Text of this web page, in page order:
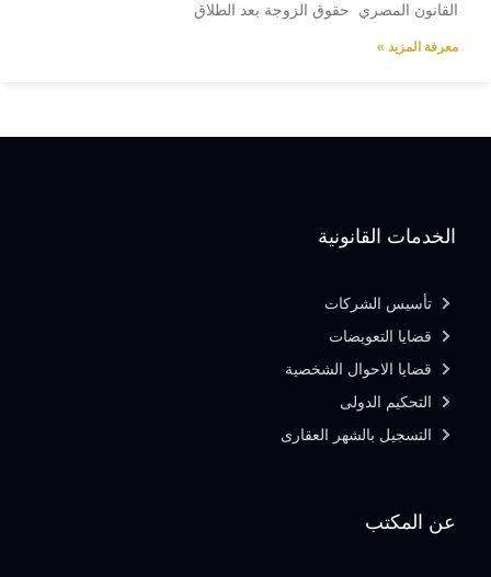
القانون المصري حقوق الزوجة بعد الطلاق
معرفة المزيد »
عن المكتب
الخدمات القانونية
تأسيس الشركات
قضايا التعويضات
قضايا الاحوال الشخصية
التحكيم الدولى
التسجيل بالشهر العقارى